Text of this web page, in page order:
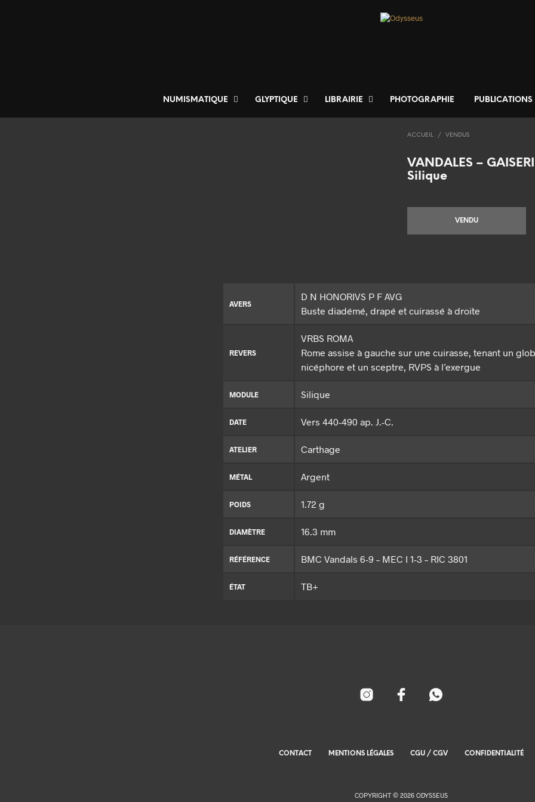
NUMISMATIQUE GLYPTIQUE LIBRAIRIE PHOTOGRAPHIE PUBLICATIONS
ACCUEIL / VENDUS
VANDALES –
Silique
VENDU
AVERS
D N HONORIVS P F AVG
Buste diadémé, drapé et cuirassé à droite
REVERS
VRBS ROMA
Rome assise à gauche sur une cuirasse, tenant un
nicéphore et un sceptre, RVPS à l’exergue
MODULE Silique
DATE Vers 440-490 ap. J.-C.
ATELIER Carthage
MÉTAL Argent
POIDS 1.72 g
DIAMÈTRE 16.3 mm
RÉFÉRENCE BMC Vandals 6-9 – MEC I 1-3 – RIC 3801
ÉTAT TB+
CONTACT MENTIONS LÉGALES CGU / CGV CONFIDENTIALITÉ
COPYRIGHT © 2026 ODYSSEUS